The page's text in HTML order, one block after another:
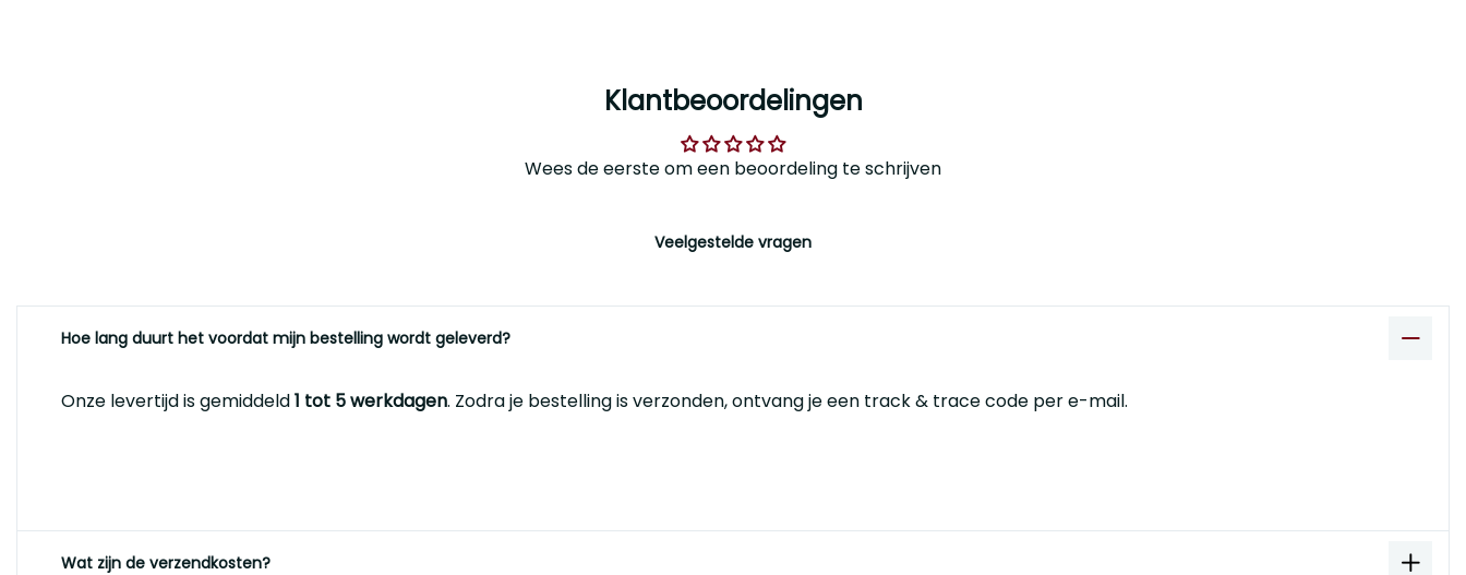
Klantbeoordelingen
Wees de eerste om een beoordeling te schrijven
Veelgestelde vragen
Hoe lang duurt het voordat mijn bestelling wordt geleverd?
Onze levertijd is gemiddeld1 tot 5 werkdagen. Zodra je bestelling is verzonden, ontvang je een track & trace code per e-mail.
Wat zijn de verzendkosten?